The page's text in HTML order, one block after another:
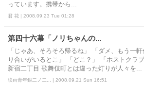
っています。携帯から...
君 花 | 2008.09.23 Tue 01:28
第四十六幕「ノリちゃんの...
「じゃあ、そろそろ帰るね」 「ダメ、もう一
り合いがいるとこ」 「どこ？」 「ホストクラ
新宿二丁目 歌舞伎町とは違った灯りが人々を...
映画青年銀二ノ二... | 2008.09.21 Sun 16:51